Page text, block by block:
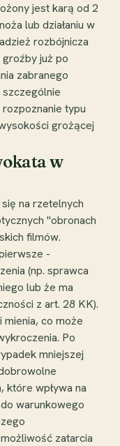
jest karą od 2
lub działaniu w
rozbójnicza
już po
zabranego
rozpoznanie typu
grożącej
w
na rzetelnych
"obronach
filmów.
-
(np. sprawca
lub że ma
z art. 28 KK).
co może
Po
mniejszej
które wpływa na
warunkowego
zatarcia